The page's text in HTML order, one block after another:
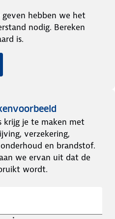
hebben we het
nodig. Bereken
is.
krijg je te maken met
verzekering,
en brandstof.
we ervan uit dat de
wordt.